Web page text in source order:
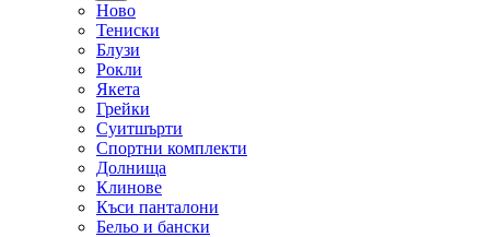
Ново
Тениски
Блузи
Рокли
Якета
Грейки
Суитшърти
Спортни комплекти
Долнища
Клинове
Къси панталони
Бельо и бански